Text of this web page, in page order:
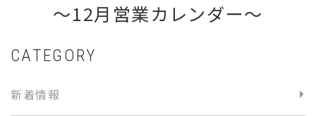
〜12月営業カレンダー〜
CATEGORY
新着情報